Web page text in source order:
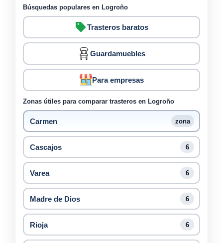
Búsquedas populares en Logroño
Trasteros baratos
Guardamuebles
Para empresas
Zonas útiles para comparar trasteros en Logroño
Carmen zona
Cascajos 6
Varea 6
Madre de Dios 6
Rioja 6